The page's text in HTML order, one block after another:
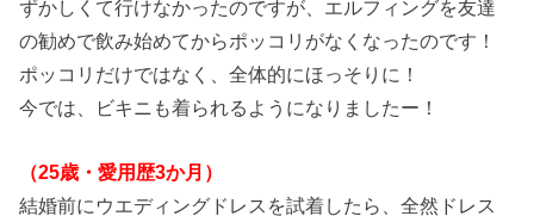
ずかしくて行けなかったのですが、エルフィングを友達
の勧めで飲み始めてからポッコリがなくなったのです！
ポッコリだけではなく、全体的にほっそりに！
今では、ビキニも着られるようになりましたー！
（25歳・愛用歴3か月）
結婚前にウエディングドレスを試着したら、全然ドレス